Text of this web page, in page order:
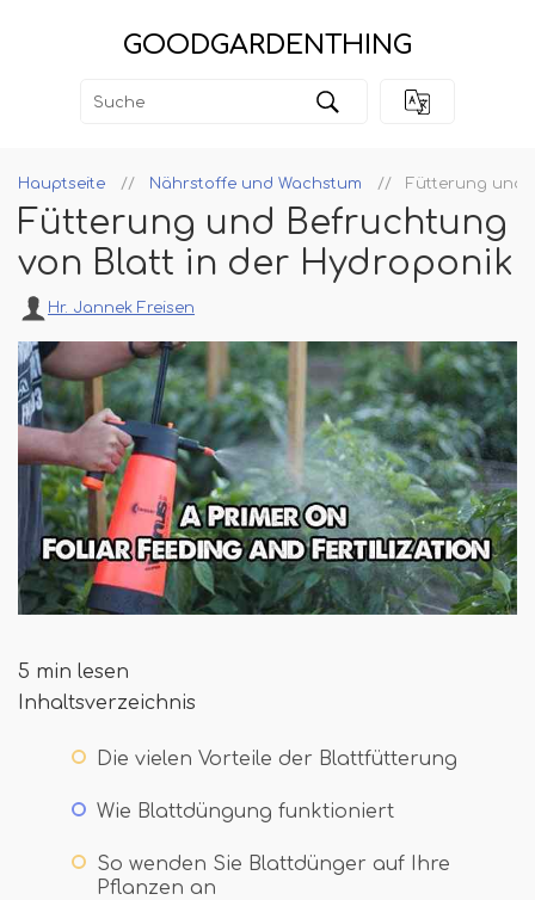
GOODGARDENTHING
Hauptseite Nährstoffe und Wachstum Fütterung und
Fütterung und Befruchtung
von Blatt in der Hydroponik
Hr. Jannek Freisen
5 min lesen
Inhaltsverzeichnis
Die vielen Vorteile der Blattfütterung
Wie Blattdüngung funktioniert
So wenden Sie Blattdünger auf Ihre
Pflanzen an